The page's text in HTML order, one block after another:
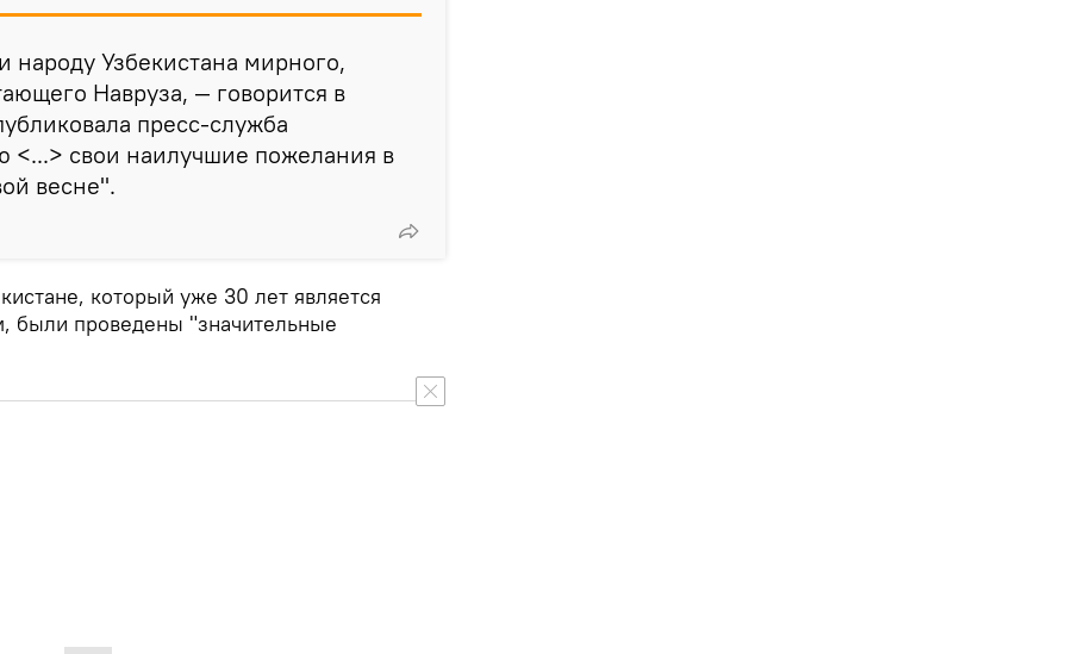
народу Узбекистана мирного,
Навруза, — говорится в
пресс-служба
свои наилучшие пожелания в
весне".
который уже 30 лет является
были проведены "значительные